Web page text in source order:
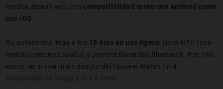
modos deportivos, con compatibilidad tanto con Android como
con iOS.
Su autonomía llega a los 15 días en uso ligero , tiene NFC (con
limitaciones en España) y permite llamadas Bluetooth. Por 160
euros, es el rival más directo del Huawei Watch Fit 4.
Disponible en Yoigo por 5 €/mes.